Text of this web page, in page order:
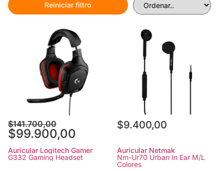
Reiniciar filtro
$141.700,00
$99.900,00
Auricular Logitech Gamer
G332 Gaming Headset
$9.400,00
Auricular Netmak
Nm-Ur70 Urban In Ear M/L
Colores